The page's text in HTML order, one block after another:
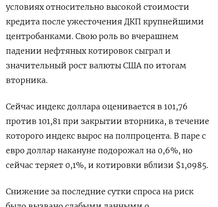
условиях относительно высокой стоимости
кредита после ужесточения ДКП крупнейшими
центробанками. Свою роль во вчерашнем
падении нефтяных котировок сыграл и
значительный рост валюты США по итогам
вторника.
Сейчас индекс доллара оценивается в 101,76
против 101,81 при закрытии вторника, в течение
которого индекс вырос на полпроцента. В паре с
евро доллар накануне подорожал на 0,6%, но
сейчас теряет 0,1%, и котировки вблизи $1,0985.
Снижение за последние сутки спроса на риск